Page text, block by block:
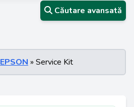
Căutare avansată
EPSON » Service Kit